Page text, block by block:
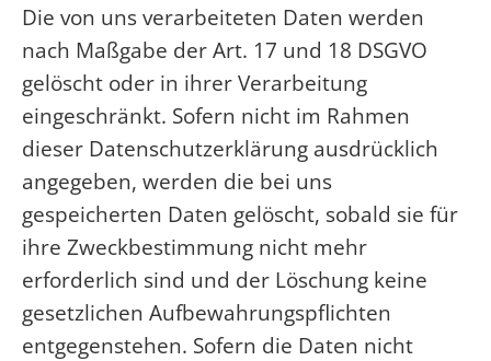
Die von uns verarbeiteten Daten werden
nach Maßgabe der Art. 17 und 18 DSGVO
gelöscht oder in ihrer Verarbeitung
eingeschränkt. Sofern nicht im Rahmen
dieser Datenschutzerklärung ausdrücklich
angegeben, werden die bei uns
gespeicherten Daten gelöscht, sobald sie für
ihre Zweckbestimmung nicht mehr
erforderlich sind und der Löschung keine
gesetzlichen Aufbewahrungspflichten
entgegenstehen. Sofern die Daten nicht